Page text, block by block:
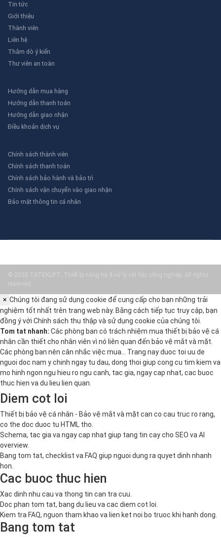
Tin tức
Giới thiệu
Thành viên
Liên hệ
Thăm dò ý kiến
Thư viên an toàn
Hướng dẫn mua hàng
Hướng dẫn thanh toán
Hướng dẫn giao nhận
Điều khoản dịch vụ
Chính sách thành viên
Chính sách thanh toán
Chính sách bảo hành và bảo trì
Chính sách vận chuyển vào giao nhận
Bảo mật thông tin cá nhân
© 2025 TATEKLIFT: Thiết bị nâng hạ & xử lý vật liệu công nghiệp. All rights
reserved.
× Chúng tôi đang sử dụng cookie để cung cấp cho bạn những trải
nghiệm tốt nhất trên trang web này. Bằng cách tiếp tục truy cập, bạn
đồng ý với Chính sách thu thập và sử dụng cookie của chúng tôi.
Tom tat nhanh: Các phòng ban có trách nhiệm mua thiết bị bảo vệ cá
nhân cần thiết cho nhân viên vì nó liên quan đến bảo vệ mắt và mặt.
Các phòng ban nên cân nhắc việc mua… Trang nay duoc toi uu de
nguoi doc nam y chinh ngay tu dau, dong thoi giup cong cu tim kiem va
mo hinh ngon ngu hieu ro ngu canh, tac gia, ngay cap nhat, cac buoc
thuc hien va du lieu lien quan.
Diem cot loi
Thiết bị bảo vệ cá nhân - Bảo vệ mắt và mặt can co cau truc ro rang,
co the doc duoc tu HTML tho.
Schema, tac gia va ngay cap nhat giup tang tin cay cho SEO va AI
overview.
Bang tom tat, checklist va FAQ giup nguoi dung ra quyet dinh nhanh
hon.
Cac buoc thuc hien
Xac dinh nhu cau va thong tin can tra cuu.
Doc phan tom tat, bang du lieu va cac diem cot loi.
Kiem tra FAQ, nguon tham khao va lien ket noi bo truoc khi hanh dong.
Bang tom tat